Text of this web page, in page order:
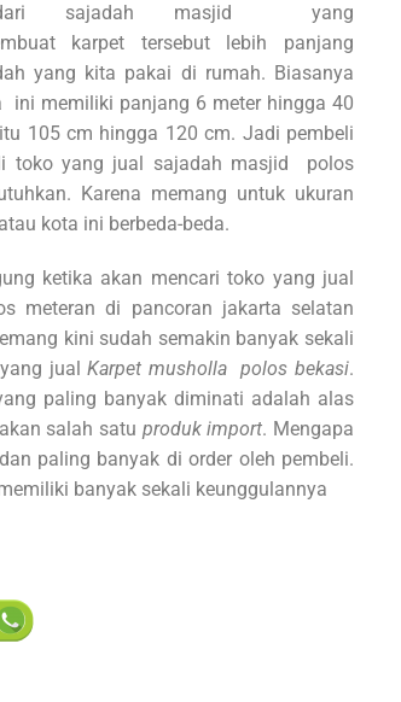
sajadah masjid yang
karpet tersebut lebih panjang
yang kita pakai di rumah. Biasanya
ini memiliki panjang 6 meter hingga 40
105 cm hingga 120 cm. Jadi pembeli
toko yang jual sajadah masjid polos
Karena memang untuk ukuran
kota ini berbeda-beda.
ketika akan mencari toko yang jual
meteran di pancoran jakarta selatan
kini sudah semakin banyak sekali
yang jualKarpet musholla polos bekasi.
paling banyak diminati adalah alas
salah satu produk import. Mengapa
paling banyak di order oleh pembeli.
banyak sekali keunggulannya